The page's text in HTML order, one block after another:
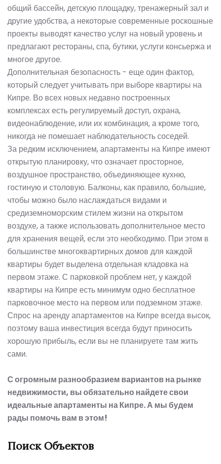
общий бассейн, детскую площадку, тренажерный зал и
другие удобства, а некоторые современные роскошные
проекты выводят качество услуг на новый уровень и
предлагают рестораны, спа, бутики, услуги консьержа и
многое другое.
Дополнительная безопасность - еще один фактор,
который следует учитывать при выборе квартиры на
Кипре. Во всех новых недавно построенных
комплексах есть регулируемый доступ, охрана,
видеонаблюдение, или их комбинация, а кроме того,
никогда не помешает наблюдательность соседей.
За редким исключением, апартаменты на Кипре имеют
открытую планировку, что означает просторное,
воздушное пространство, объединяющее кухню,
гостиную и столовую. Балконы, как правило, большие,
чтобы можно было наслаждаться видами и
средиземноморским стилем жизни на открытом
воздухе, а также использовать дополнительное место
для хранения вещей, если это необходимо. При этом в
большинстве многоквартирных домов для каждой
квартиры будет выделена отдельная кладовка на
первом этаже. С парковкой проблем нет, у каждой
квартиры на Кипреесть минимум одно бесплатное
парковочное место на первом или подземном этаже.
Спрос на аренду апартаментов на Кипре всегда высок,
поэтому ваша инвестиция всегда будут приносить
хорошую прибыль, если вы не планируете там жить
сами.
С огромным разнообразием вариантов на рынке
недвижимости, вы обязательно найдете свои
идеальные апартаменты на Кипре. А мы будем
рады помочь вам в этом!
Поиск Объектов